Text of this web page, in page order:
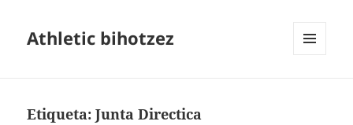
Athletic bihotzez
Etiqueta:Junta Directica